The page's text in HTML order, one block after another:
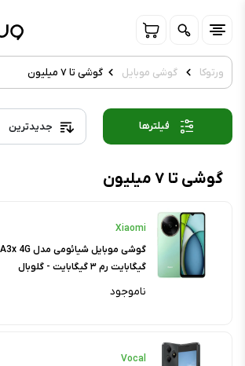
ورتوکا گوشی موبایل گوشی تا ۷ میلیون
گوشی تا ۷ میلیون
Xiaomi
گیگابایت رم ۳ گیگابایت - گلوبال
ناموجود
Vocal